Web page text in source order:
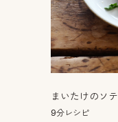
まいたけのソ
9分レシピ